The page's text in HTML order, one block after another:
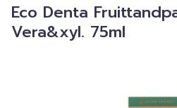
Eco Denta
Vera&xyl. 75ml